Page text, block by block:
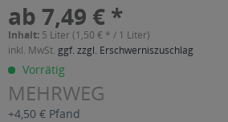
ab 7,49 € *
Inhalt: 5 Liter (1,50 € * / 1 Liter)
inkl. MwSt. ggf. zzgl. Erschwerniszuschlag
Vorrätig
MEHRWEG
+4,50 € Pfand